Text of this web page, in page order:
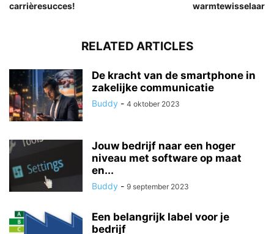
carrièresucces!
warmtewisselaar
RELATED ARTICLES
De kracht van de smartphone in
zakelijke communicatie
Buddy - 4 oktober 2023
Jouw bedrijf naar een hoger
niveau met software op maat
en...
Buddy - 9 september 2023
Een belangrijk label voor je
bedrijf